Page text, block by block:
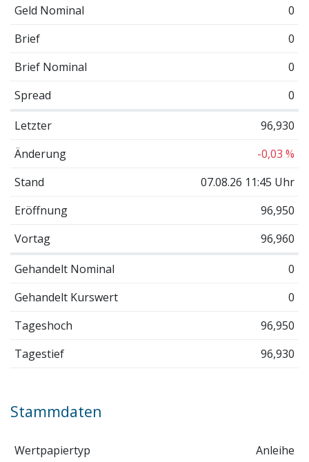
Geld Nominal
0
Brief
0
Brief Nominal
0
Spread
0
Letzter
96,930
Änderung
-0,03 %
Stand
07.08.26 11:45 Uhr
Eröffnung
96,950
Vortag
96,960
Gehandelt Nominal
0
Gehandelt Kurswert
0
Tageshoch
96,950
Tagestief
96,930
Stammdaten
Wertpapiertyp
Anleihe